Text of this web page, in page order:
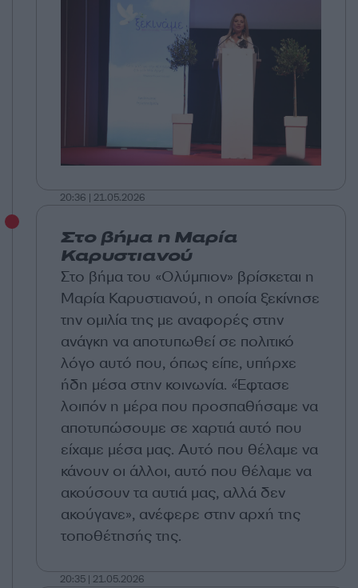
20:36 | 21.05.2026
Στο βήμα η Μαρία
Καρυστιανού
Στο βήμα του «Ολύμπιον» βρίσκεται η
Μαρία Καρυστιανού, η οποία ξεκίνησε
την ομιλία της με αναφορές στην
ανάγκη να αποτυπωθεί σε πολιτικό
λόγο αυτό που, όπως είπε, υπήρχε
ήδη μέσα στην κοινωνία. «Έφτασε
λοιπόν η μέρα που προσπαθήσαμε να
αποτυπώσουμε σε χαρτιά αυτό που
είχαμε μέσα μας. Αυτό που θέλαμε να
κάνουν οι άλλοι, αυτό που θέλαμε να
ακούσουν τα αυτιά μας, αλλά δεν
ακούγανε», ανέφερε στην αρχή της
τοποθέτησής της.
20:35 | 21.05.2026